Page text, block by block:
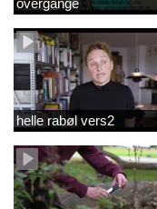
overgange
helle rabøl vers2